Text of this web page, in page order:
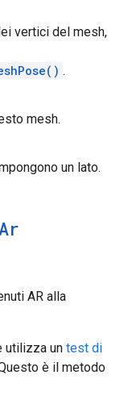
vertici del mesh,
.
mesh.
un lato.
Ar
AR alla
utilizza un test di
è il metodo